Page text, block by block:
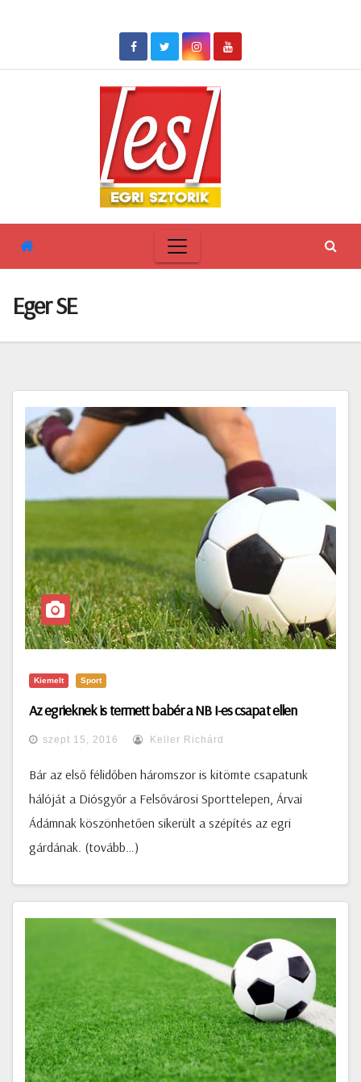
Eger SE
Kiemelt Sport
Az egrieknek is termett babér a NB I-es csapat ellen
szept 15, 2016 Keller Richárd
Bár az első félidőben háromszor is kitömte csapatunk
hálóját a Diósgyőr a Felsővárosi Sporttelepen, Árvai
Ádámnak köszönhetően sikerült a szépítés az egri
gárdának. (tovább…)